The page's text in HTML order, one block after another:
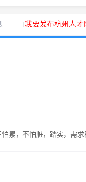
[我要发布杭州人才
累，不怕脏，踏实，需